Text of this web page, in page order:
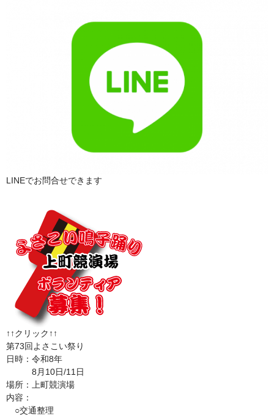
LINEでお問合せできます
↑↑クリック↑↑
第73回よさこい祭り
日時：令和8年
8月10日/11日
場所：上町競演場
内容：
○交通整理